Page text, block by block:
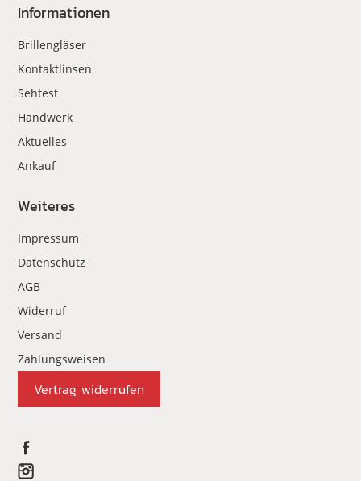
Informationen
Brillengläser
Kontaktlinsen
Sehtest
Handwerk
Aktuelles
Ankauf
Weiteres
Impressum
Datenschutz
AGB
Widerruf
Versand
Zahlungsweisen
Vertrag widerrufen